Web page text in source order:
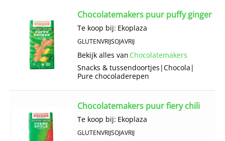
Chocolatemakers puur puffy ginger
Te koop bij: Ekoplaza
GLUTENVRIJSOJAVRIJ
Bekijk alles van Chocolatemakers
Snacks & tussendoortjes |Chocola |
Pure chocoladerepen
Chocolatemakers puur fiery chili
Te koop bij: Ekoplaza
GLUTENVRIJSOJAVRIJ